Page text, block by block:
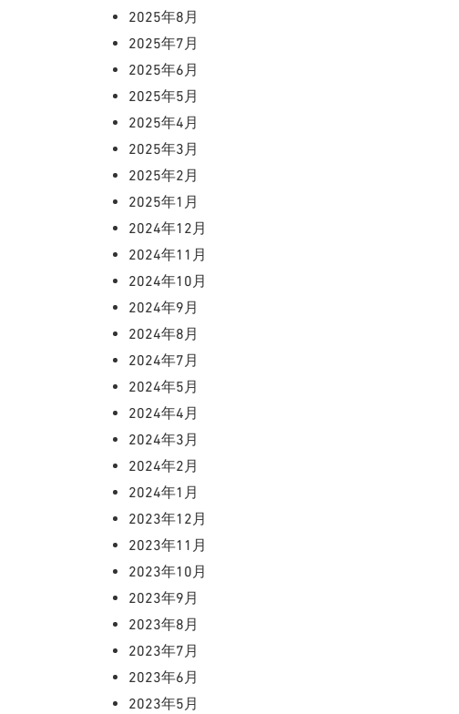
2025年8月
2025年7月
2025年6月
2025年5月
2025年4月
2025年3月
2025年2月
2025年1月
2024年12月
2024年11月
2024年10月
2024年9月
2024年8月
2024年7月
2024年5月
2024年4月
2024年3月
2024年2月
2024年1月
2023年12月
2023年11月
2023年10月
2023年9月
2023年8月
2023年7月
2023年6月
2023年5月